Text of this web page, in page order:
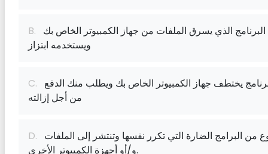
B.
ويستخدمه ابتزاز
C.
من أجل إزالته
D.
و/أو أجهزة الكمبيوتر الأخرى.